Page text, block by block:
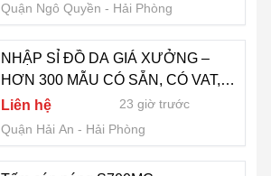
Quận Ngô Quyền
Hải Phòng
NHẬP SỈ ĐỒ DA GIÁ XƯỞNG –
HƠN 300 MẪU CÓ SẴN, CÓ VAT,
GIAO NHANH, HỖ TRỢ ĐẠI LÝ
KINH DOANH
Liên hệ
23 giờ trước
Quận Hải An
Hải Phòng